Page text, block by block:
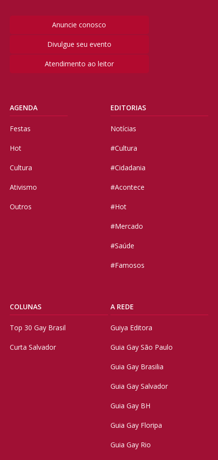
Anuncie conosco
Divulgue seu evento
Atendimento ao leitor
AGENDA
Festas
Hot
Cultura
Ativismo
Outros
EDITORIAS
Notícias
#Cultura
#Cidadania
#Acontece
#Hot
#Mercado
#Saúde
#Famosos
COLUNAS
Top 30 Gay Brasil
Curta Salvador
A REDE
Guiya Editora
Guia Gay São Paulo
Guia Gay Brasilia
Guia Gay Salvador
Guia Gay BH
Guia Gay Floripa
Guia Gay Rio